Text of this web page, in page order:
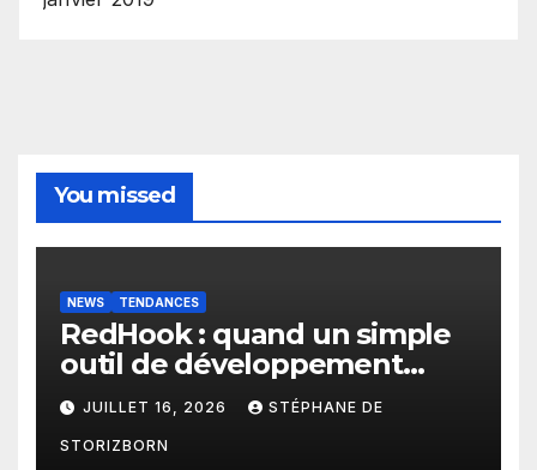
You missed
NEWS TENDANCES
RedHook : quand un simple
outil de développement
Android devient une porte
d’entrée pour les
cybercriminels
JUILLET 16, 2026 STÉPHANE DE
STORIZBORN